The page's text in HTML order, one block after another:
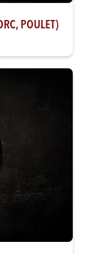
POULET)